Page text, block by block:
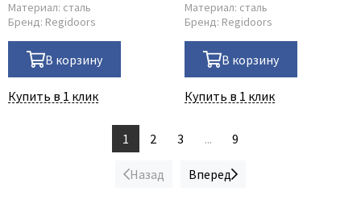
Материал: сталь
Бренд: Regidoors
В корзину
Купить в 1 клик
Материал: сталь
Бренд: Regidoors
В корзину
Купить в 1 клик
Назад
1 2 3 ... 9
Вперед